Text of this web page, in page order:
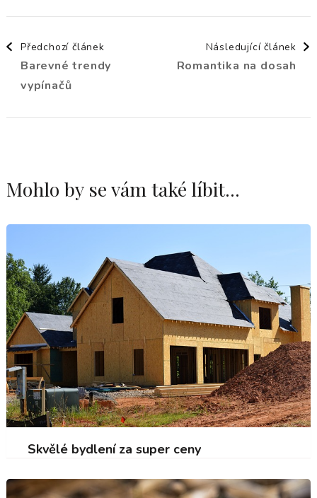
Navigace
příspěvku
Předchozí článek
Barevné trendy
vypínačů
Následující článek
Romantika na dosah
Mohlo by se vám také líbit...
Skvělé bydlení za super ceny